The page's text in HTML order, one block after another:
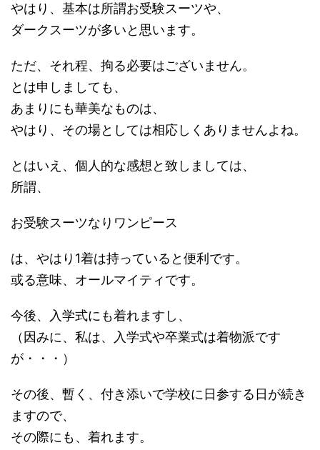
やはり、基本は所謂お受験スーツや、
ダークスーツが多いと思います。
ただ、それ程、拘る必要はございません。
とは申しましても、
あまりにも華美なものは、
やはり、その場としては相応しくありませんよね。
とはいえ、個人的な感想と致しましては、
所謂、
お受験スーツなりワンピース
は、やはり1着は持っていると便利です。
或る意味、オールマイティです。
今後、入学式にも着れますし、
（因みに、私は、入学式や卒業式は着物派です
が・・・）
その後、暫く、付き添いで学校に日参する日が続き
ますので、
その際にも、着れます。